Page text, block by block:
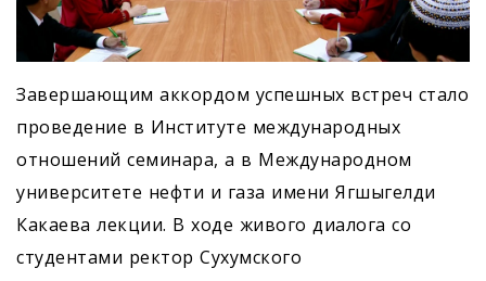
Завершающим аккордом успешных встреч стало
проведение в Институте международных
отношений семинара, а в Международном
университете нефти и газа имени Ягшыгелди
Какаева лекции. В ходе живого диалога со
студентами ректор Сухумского